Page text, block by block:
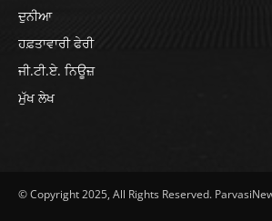
ਦੁਨੀਆ
ਹਫ਼ਤਾਵਾਰੀ ਫੇਰੀ
ਜੀ.ਟੀ.ਏ. ਨਿਊਜ਼
ਮੁੱਖ ਲੇਖ
© Copyright 2025, All Rights Reserved.